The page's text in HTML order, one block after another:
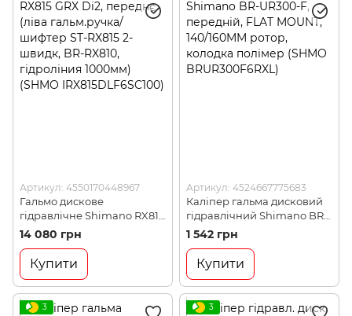
Артикул: 4550170448967
Гальмо дискове
гідравлічне Shimano RX815
GRX Di2, переднє (ліва
гальм.ручка/шифтер ST-
RX815 2-швидк, BR-RX810,
гідроліния 1000мм) (SHMO
IRX815DLF6SC100)
14 080 грн
Купити
Артикул: 4524667775683
Каліпер гальма дисковий
гідравлічний Shimano BR-
UR300-F, передній, FLAT
MOUNT, 140/160MM ротор,
колодка полімер (SHMO
BRUR300F6RXL)
1 542 грн
Купити
3
3